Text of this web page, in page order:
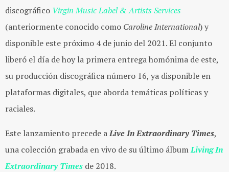
discográfico Virgin Music Label & Artists Services
(anteriormente conocido como Caroline International) y
disponible este próximo 4 de junio del 2021. El conjunto
liberó el día de hoy la primera entrega homónima de este,
su producción discográfica número 16, ya disponible en
plataformas digitales, que aborda temáticas políticas y
raciales.
Este lanzamiento precede aLive In Extraordinary Times,
una colección grabada en vivo de su último álbumLiving In
Extraordinary Times de 2018.